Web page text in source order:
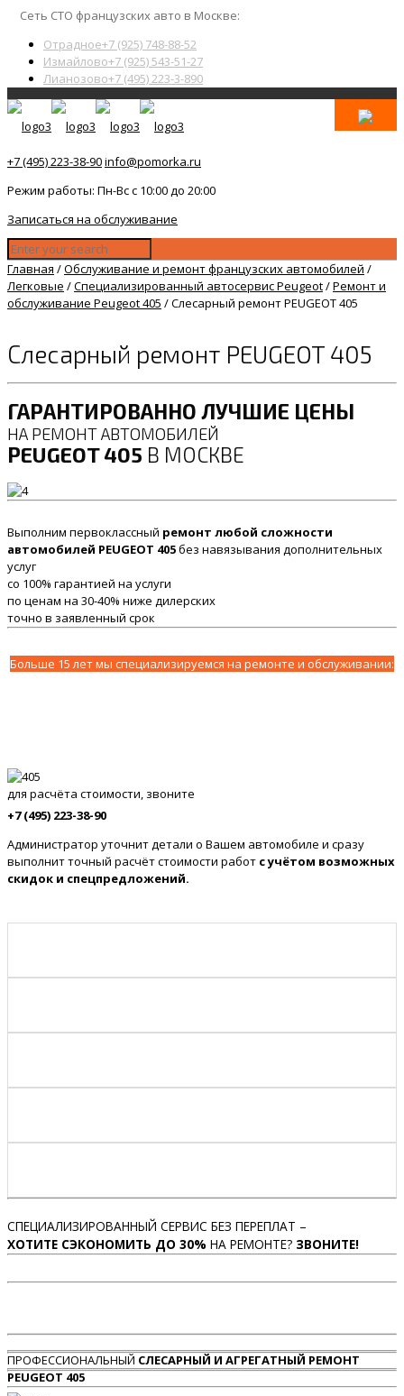
Сеть СТО французских авто в Москве:
Отрадное+7 (925) 748-88-52
Измайлово+7 (925) 543-51-27
Лианозово+7 (495) 223-3-890
+7 (495) 223-38-90info@pomorka.ru
Режим работы: Пн-Вс с 10:00 до 20:00
Записаться на обслуживание
Главная /Обслуживание и ремонт французских автомобилей /
Легковые /Специализированный автосервис Peugeot/Ремонт и
обслуживание Peugeot 405 /Слесарный ремонт PEUGEOT 405
Слесарный ремонт PEUGEOT 405
ГАРАНТИРОВАННО ЛУЧШИЕ ЦЕНЫ
НА РЕМОНТ АВТОМОБИЛЕЙ
PEUGEOT 405 В МОСКВЕ
Выполним первоклассный ремонт любой сложности
автомобилей PEUGEOT 405без навязывания дополнительных
услуг
со 100% гарантией на услуги
по ценам на 30-40% ниже дилерских
точно в заявленный срок
Больше 15 лет мы специализируемся на ремонте и обслуживании:
для расчёта стоимости, звоните
+7 (495) 223-38-90
Администратор уточнит детали о Вашем автомобиле и сразу
выполнит точный расчёт стоимости работ с учётом возможных
скидок и спецпредложений.
СПЕЦИАЛИЗИРОВАННЫЙ СЕРВИС БЕЗ ПЕРЕПЛАТ –
ХОТИТЕ СЭКОНОМИТЬ ДО 30% НА РЕМОНТЕ? ЗВОНИТЕ!
ПРОФЕССИОНАЛЬНЫЙ СЛЕСАРНЫЙ И АГРЕГАТНЫЙ РЕМОНТ
PEUGEOT 405